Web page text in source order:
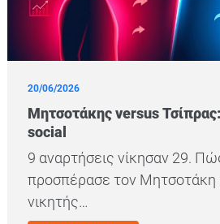
20/06/2026
Μητσοτάκης versus
social
9 αναρτήσεις νίκησαν 29.
προσπέρασε τον Μητσοτάκη
νικητής…